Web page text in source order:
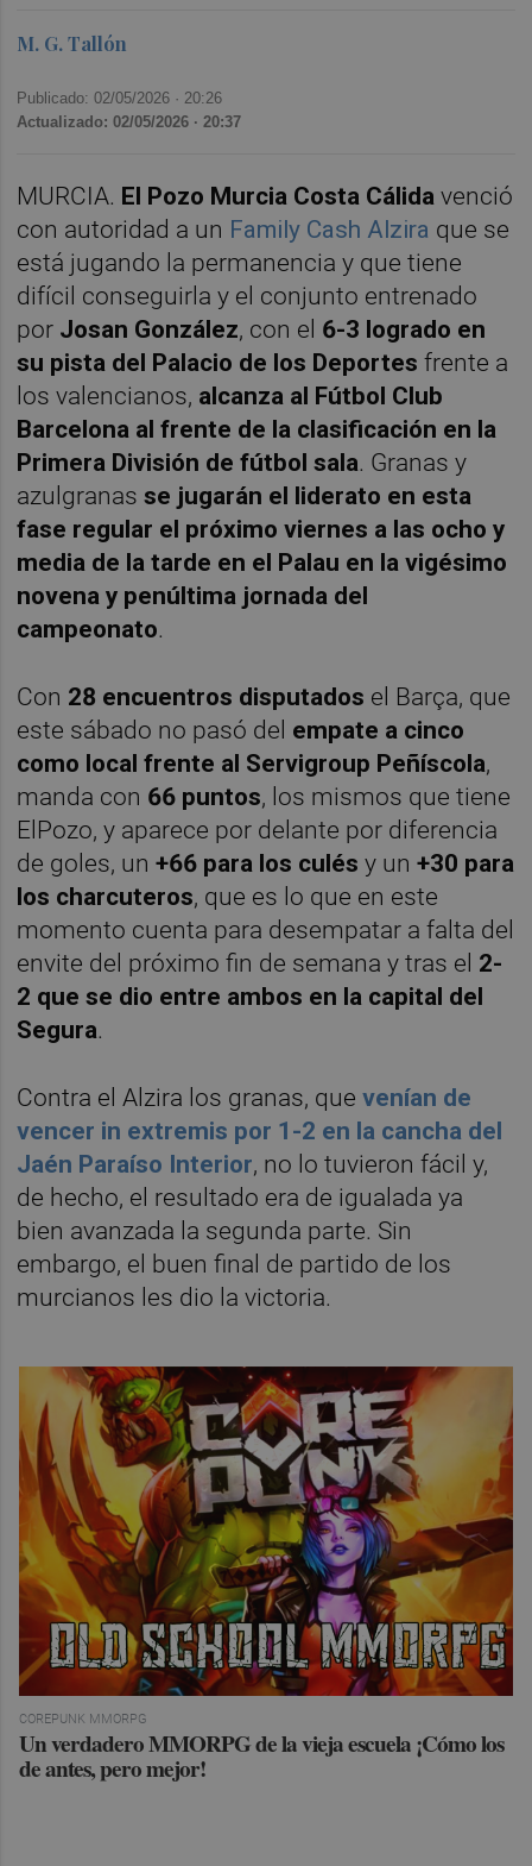
M. G. Tallón
Publicado: 02/05/2026 · 20:26
Actualizado: 02/05/2026 · 20:37
MURCIA. El Pozo Murcia Costa Cálida venció
con autoridad a un Family Cash Alzira que se
está jugando la permanencia y que tiene
difícil conseguirla y el conjunto entrenado
por Josan González, con el 6-3 logrado en
su pista del Palacio de los Deportes frente a
los valencianos, alcanza al Fútbol Club
Barcelona al frente de la clasificación en la
Primera División de fútbol sala. Granas y
azulgranasse jugarán el liderato en esta
fase regular el próximo viernes a las ocho y
media de la tarde en el Palau en la vigésimo
novena y penúltima jornada del
campeonato.
Con 28 encuentros disputados el Barça, que
este sábado no pasó del empate a cinco
como local frente al Servigroup Peñíscola,
manda con 66 puntos, los mismos que tiene
ElPozo, y aparece por delante por diferencia
de goles, un+66 para los culés y un+30 para
los charcuteros, que es lo que en este
momento cuenta para desempatar a falta del
envite del próximo fin de semana y tras el 2-
2 que se dio entre ambos en la capital del
Segura.
Contra el Alzira los granas, quevenían de
vencer in extremis por 1-2 en la cancha del
Jaén Paraíso Interior, no lo tuvieron fácil y,
de hecho, el resultado era de igualada ya
bien avanzada la segunda parte. Sin
embargo, el buen final de partido de los
murcianos les dio la victoria.
COREPUNK MMORPG
Un verdadero MMORPG de la vieja escuela ¡Cómo los
de antes, pero mejor!